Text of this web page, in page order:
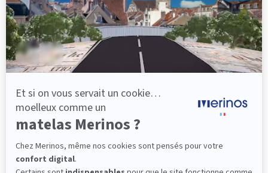
(2 avis)
Dès 129,00 €
Découvrir
Livraison gratuite